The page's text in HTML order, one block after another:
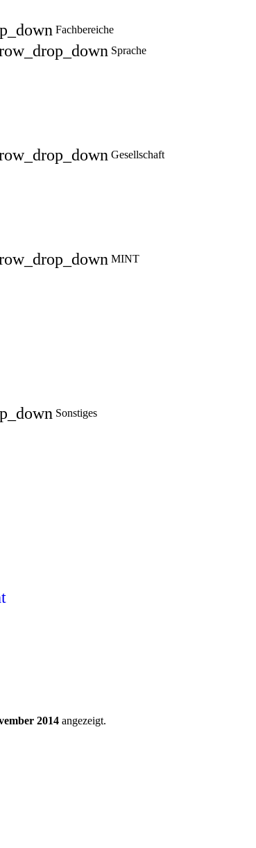
Fachbereiche
Sprache
Gesellschaft
MINT
Sonstiges
2014 angezeigt.